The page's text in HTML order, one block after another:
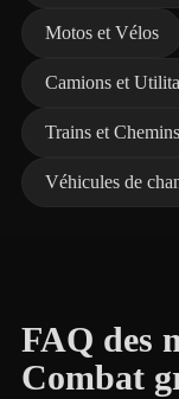
Motos et Vélos
Camions et
Trains et
Véhicules de
FAQ des
Combat